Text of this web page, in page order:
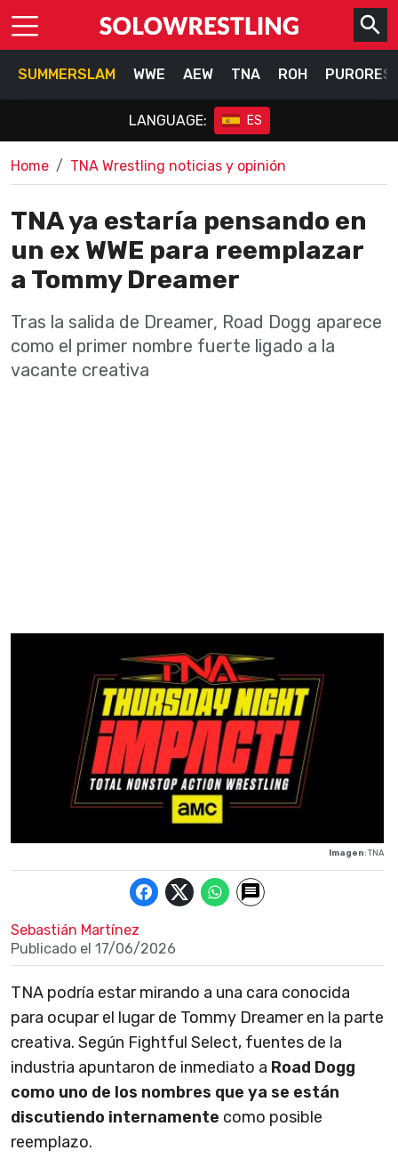
SUMMERSLAM WWE AEW TNA ROH
LANGUAGE: ES
Home TNA Wrestling noticias y opinión
TNA ya estaría pensando en
un ex WWE para reemplazar
a Tommy Dreamer
Tras la salida de Dreamer, Road Dogg aparece
como el primer nombre fuerte ligado a la
vacante creativa
Imagen: TNA
Sebastián Martínez
Publicado el 17/06/2026
TNA podría estar mirando a una cara conocida
para ocupar el lugar de Tommy Dreamer en la parte
creativa. Según Fightful Select, fuentes de la
industria apuntaron de inmediato a Road Dogg
como uno de los nombres que ya se están
discutiendo internamente como posible
reemplazo.